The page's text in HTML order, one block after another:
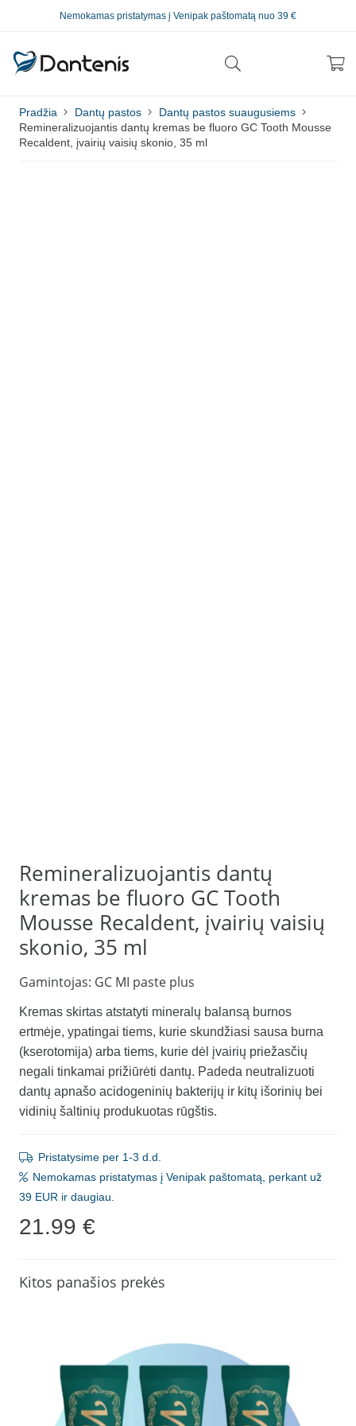
Nemokamas pristatymas į Venipak paštomatą nuo 39 €
Pradžia Dantų pastos
Dantų pastos suaugusiems
Remineralizuojantis dantų kremas be fluoro GC Tooth Mousse
Recaldent, įvairių vaisių skonio, 35 ml
Remineralizuojantis dantų
kremas be fluoro GC Tooth
Mousse Recaldent, įvairių vaisių
skonio, 35 ml
Gamintojas: GC MI paste plus
Kremas skirtas atstatyti mineralų balansą burnos
ertmėje, ypatingai tiems, kurie skundžiasi sausa burna
(kserotomija) arba tiems, kurie dėl įvairių priežasčių
negali tinkamai prižiūrėti dantų. Padeda neutralizuoti
dantų apnašo acidogeninių bakterijų ir kitų išorinių bei
vidinių šaltinių produkuotas rūgštis.
Pristatysime per 1-3 d.d.
Nemokamas pristatymas į Venipak paštomatą, perkant už
39 EUR ir daugiau.
21.99 €
Kitos panašios prekės